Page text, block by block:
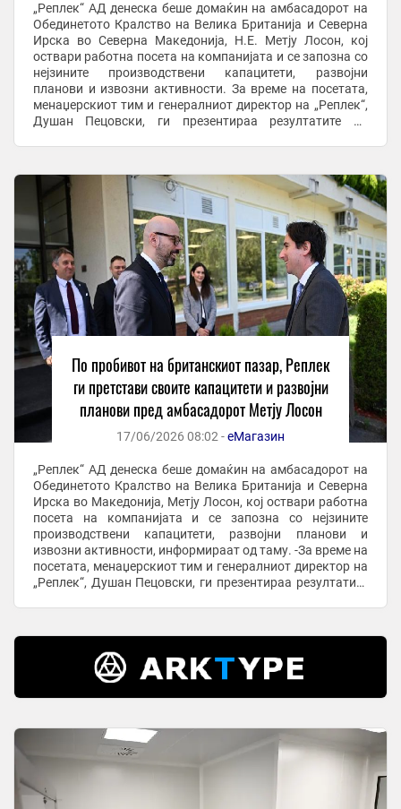
„Реплек“ АД денеска беше домаќин на амбасадорот на
Обединетото Кралство на Велика Британија и Северна
Ирска во Северна Македонија, Н.Е. Метју Лосон, кој
оствари работна посета на компанијата и се запозна со
нејзините производствени капацитети, развојни
планови и извозни активности. За време на посетата,
менаџерскиот тим и генералниот директор на „Реплек“,
Душан Пецовски, ги презентираа резултатите од
По пробивот на британскиот пазар, Реплек
ги претстави своите капацитети и развојни
планови пред амбасадорот Метју Лосон
17/06/2026 08:02 -еМагазин
„Реплек“ АД денеска беше домаќин на амбасадорот на
Обединетото Кралство на Велика Британија и Северна
Ирска во Македонија, Метју Лосон, кој оствари работна
посета на компанијата и се запозна со нејзините
производствени капацитети, развојни планови и
извозни активности, информираат од таму. -За време на
посетата, менаџерскиот тим и генералниот директор на
„Реплек“, Душан Пецовски, ги презентираа резултатите